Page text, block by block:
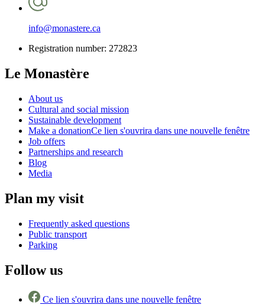
info@monastere.ca
Registration number: 272823
Le Monastère
About us
Cultural and social mission
Sustainable development
Make a donationCe lien s'ouvrira dans une nouvelle fenêtre
Job offers
Partnerships and research
Blog
Media
Plan my visit
Frequently asked questions
Public transport
Parking
Follow us
Ce lien s'ouvrira dans une nouvelle fenêtre